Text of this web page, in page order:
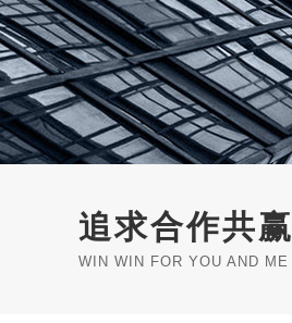
追求合作共赢
WIN WIN FOR YOU AND ME